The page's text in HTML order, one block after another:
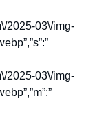
2025-03\/img-
2025-03\/img-